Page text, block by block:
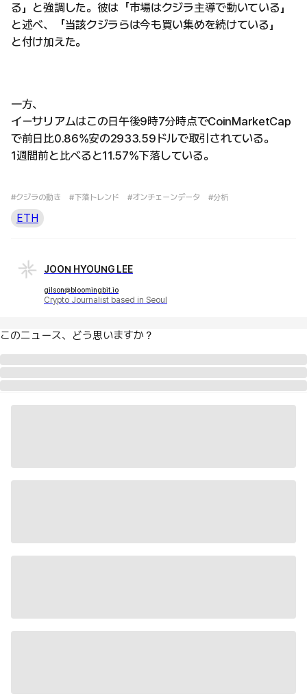
る」と強調した。彼は「市場はクジラ主導で動いている」
と述べ、「当該クジラらは今も買い集めを続けている」
と付け加えた。
一方、
イーサリアムはこの日午後9時7分時点でCoinMarketCap
で前日比0.86%安の2933.59ドルで取引されている。
1週間前と比べると11.57%下落している。
#クジラの動き #下落トレンド #オンチェーンデータ #分析
ETH
JOON HYOUNG LEE
gilson@bloomingbit.io
Crypto Journalist based in Seoul
このニュース、どう思いますか？